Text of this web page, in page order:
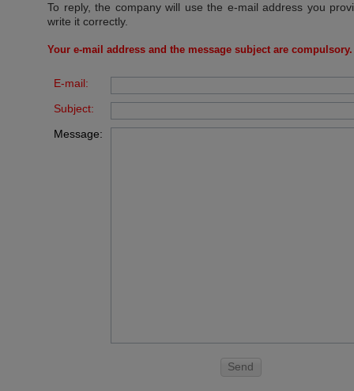
To reply, the company will use the e-mail address you
write it correctly.
Your e-mail address and the message subject are compulsory.
E-mail:
Subject:
Message:
Send